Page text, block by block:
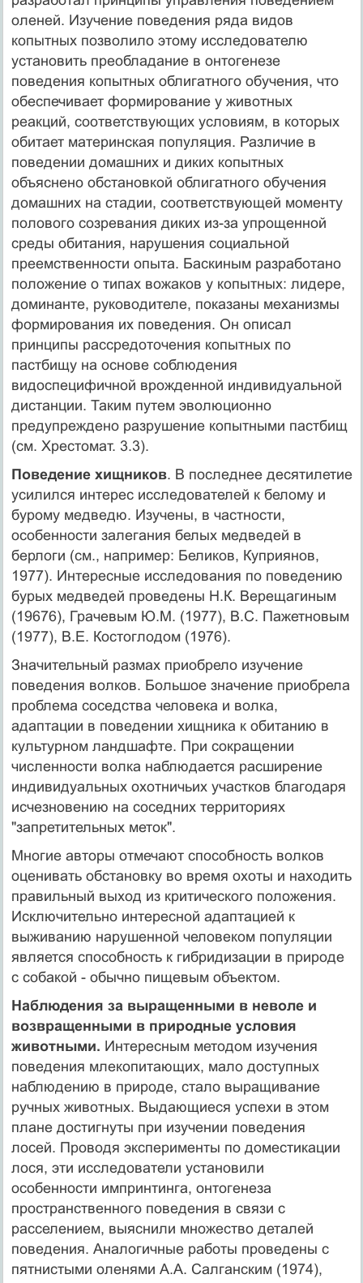
оленей. Изучение поведения ряда видов
копытных позволило этому исследователю
установить преобладание в онтогенезе
поведения копытных облигатного обучения, что
обеспечивает формирование у животных
реакций, соответствующих условиям, в которых
обитает материнская популяция. Различие в
поведении домашних и диких копытных
объяснено обстановкой облигатного обучения
домашних на стадии, соответствующей моменту
полового созревания диких из-за упрощенной
среды обитания, нарушения социальной
преемственности опыта. Баскиным разработано
положение о типах вожаков у копытных: лидере,
доминанте, руководителе, показаны механизмы
формирования их поведения. Он описал
принципы рассредоточения копытных по
пастбищу на основе соблюдения
видоспецифичной врожденной индивидуальной
дистанции. Таким путем эволюционно
предупреждено разрушение копытными пастбищ
(см. Хрестомат. 3.3).
Поведение хищников. В последнее десятилетие
усилился интерес исследователей к белому и
бурому медведю. Изучены, в частности,
особенности залегания белых медведей в
берлоги (см., например: Беликов, Куприянов,
1977). Интересные исследования по поведению
бурых медведей проведены Н.К. Верещагиным
(19676), Грачевым Ю.М. (1977), В.С. Пажетновым
(1977), В.Е. Костоглодом (1976).
Значительный размах приобрело изучение
поведения волков. Большое значение приобрела
проблема соседства человека и волка,
адаптации в поведении хищника к обитанию в
культурном ландшафте. При сокращении
численности волка наблюдается расширение
индивидуальных охотничьих участков благодаря
исчезновению на соседних территориях
"запретительных меток".
Многие авторы отмечают способность волков
оценивать обстановку во время охоты и находить
правильный выход из критического положения.
Исключительно интересной адаптацией к
выживанию нарушенной человеком популяции
является способность к гибридизации в природе
с собакой - обычно пищевым объектом.
Наблюдения за выращенными в неволе и
возвращенными в природные условия
животными. Интересным методом изучения
поведения млекопитающих, мало доступных
наблюдению в природе, стало выращивание
ручных животных. Выдающиеся успехи в этом
плане достигнуты при изучении поведения
лосей. Проводя эксперименты по доместикации
лося, эти исследователи установили
особенности импринтинга, онтогенеза
пространственного поведения в связи с
расселением, выяснили множество деталей
поведения. Аналогичные работы проведены с
пятнистыми оленями А.А. Салганским (1974),